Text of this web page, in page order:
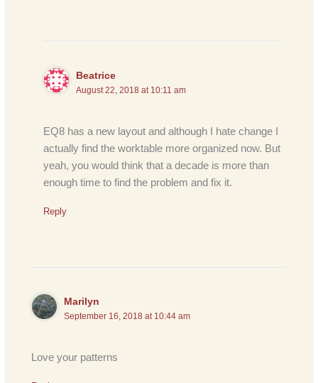
Beatrice
August 22, 2018 at 10:11 am
EQ8 has a new layout and although I hate change I
actually find the worktable more organized now. But
yeah, you would think that a decade is more than
enough time to find the problem and fix it.
Reply
Marilyn
September 16, 2018 at 10:44 am
Love your patterns